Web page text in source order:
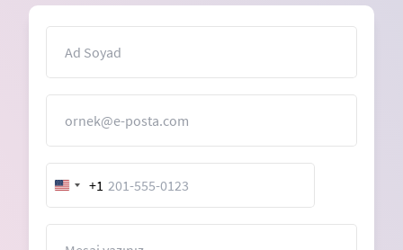
United
States
+1